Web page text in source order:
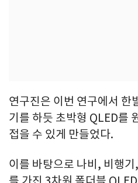
연구진은 이번 연구에서 한
기를 하듯 초박형 QLED를
접을 수 있게 만들었다.
이를 바탕으로 나비, 비행